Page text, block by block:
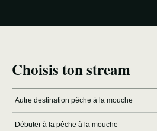
Choisis ton stream
Autre destination pêche à la mouche
Débuter à la pêche à la mouche